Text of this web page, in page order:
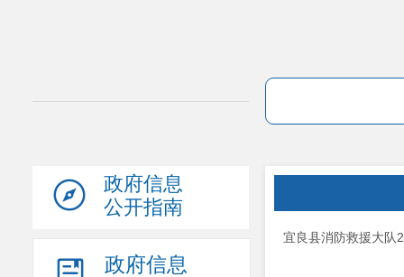
政府信息
公开指南
政府信息
宜良县消防救援大队